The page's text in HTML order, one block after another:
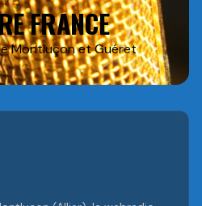
FRANCE
Montluçon et Guéret